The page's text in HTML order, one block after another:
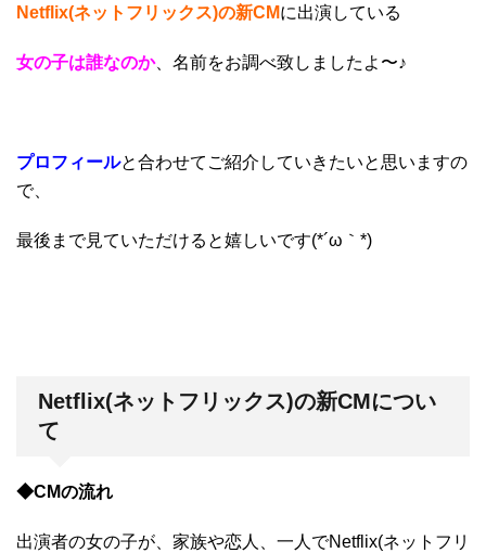
Netflix(ネットフリックス)の新CMに出演している
女の子は誰なのか、名前をお調べ致しましたよ〜♪
プロフィールと合わせてご紹介していきたいと思いますの
で、
最後まで見ていただけると嬉しいです(*´ω｀*)
Netflix(ネットフリックス)の新CMについ
て
◆CMの流れ
出演者の女の子が、家族や恋人、一人でNetflix(ネットフリ